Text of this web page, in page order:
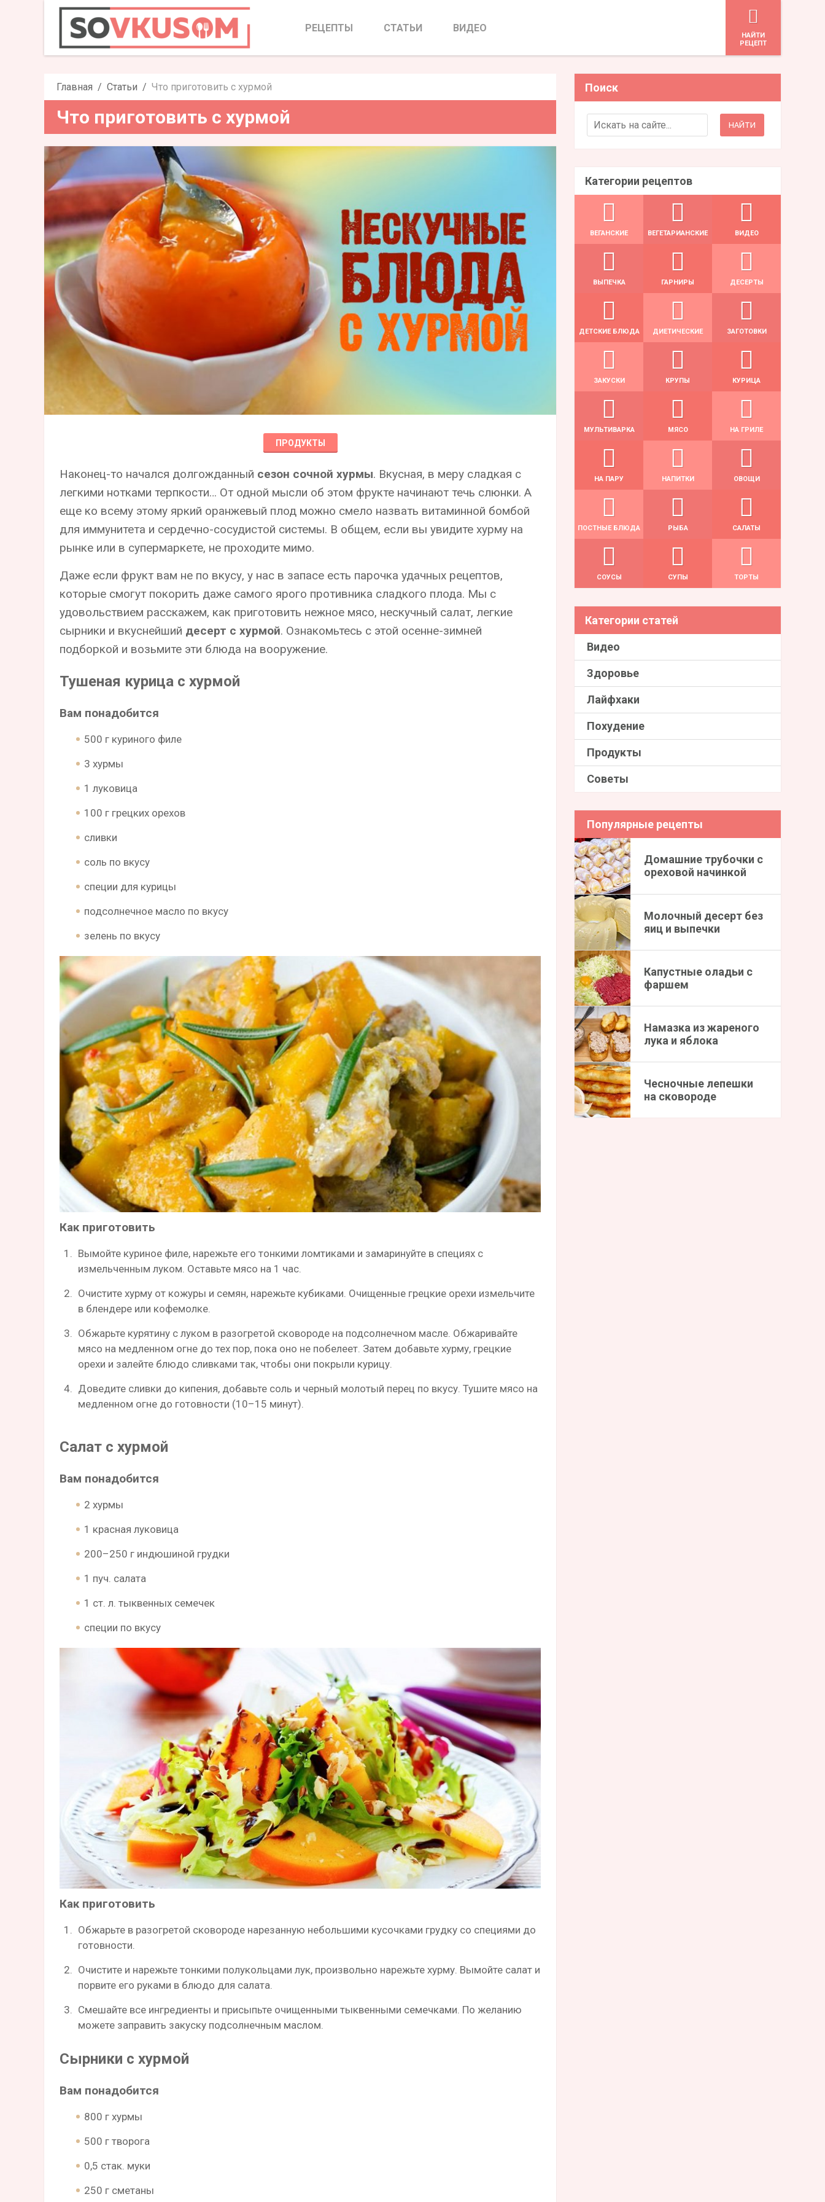
Что приготовить с хурмой
РЕЦЕПТЫ СТАТЬИ ВИДЕО
HАЙТИ
РЕЦЕПТ
Главная Статьи Что приготовить с хурмой
Что приготовить с хурмой
ПРОДУКТЫ
Наконец-то начался долгожданный сезон сочной хурмы. Вкусная, в меру сладкая с
легкими нотками терпкости… От одной мысли об этом фрукте начинают течь слюнки. А
еще ко всему этому яркий оранжевый плод можно смело назвать витаминной бомбой
для иммунитета и сердечно-сосудистой системы. В общем, если вы увидите хурму на
рынке или в супермаркете, не проходите мимо.
Даже если фрукт вам не по вкусу, у нас в запасе есть парочка удачных рецептов,
которые смогут покорить даже самого ярого противника сладкого плода. Мы с
удовольствием расскажем, как приготовить нежное мясо, нескучный салат, легкие
сырники и вкуснейший десерт с хурмой. Ознакомьтесь с этой осенне-зимней
подборкой и возьмите эти блюда на вооружение.
Тушеная курица с хурмой
Вам понадобится
500 г куриного филе
3 хурмы
1 луковица
100 г грецких орехов
сливки
соль по вкусу
специи для курицы
подсолнечное масло по вкусу
зелень по вкусу
Как приготовить
Вымойте куриное филе, нарежьте его тонкими ломтиками и замаринуйте в специях с
измельченным луком. Оставьте мясо на 1 час.
Очистите хурму от кожуры и семян, нарежьте кубиками. Очищенные грецкие орехи измельчите
в блендере или кофемолке.
Обжарьте курятину с луком в разогретой сковороде на подсолнечном масле. Обжаривайте
мясо на медленном огне до тех пор, пока оно не побелеет. Затем добавьте хурму, грецкие
орехи и залейте блюдо сливками так, чтобы они покрыли курицу.
Доведите сливки до кипения, добавьте соль и черный молотый перец по вкусу. Тушите мясо на
медленном огне до готовности (10–15 минут).
Салат с хурмой
Вам понадобится
2 хурмы
1 красная луковица
200–250 г индюшиной грудки
1 пуч. салата
1 ст. л. тыквенных семечек
специи по вкусу
Как приготовить
Обжарьте в разогретой сковороде нарезанную небольшими кусочками грудку со специями до
готовности.
Очистите и нарежьте тонкими полукольцами лук, произвольно нарежьте хурму. Вымойте салат и
порвите его руками в блюдо для салата.
Смешайте все ингредиенты и присыпьте очищенными тыквенными семечками. По желанию
можете заправить закуску подсолнечным маслом.
Сырники с хурмой
Вам понадобится
800 г хурмы
500 г творога
0,5 стак. муки
250 г сметаны
Поиск
Search for:
Категории рецептов
ВЕГАНСКИЕ ВЕГЕТАРИАНСКИЕ ВИДЕО
ВЫПЕЧКА ГАРНИРЫ ДЕСЕРТЫ
ДЕТСКИЕ БЛЮДА ДИЕТИЧЕСКИЕ ЗАГОТОВКИ
ЗАКУСКИ КРУПЫ КУРИЦА
МУЛЬТИВАРКА МЯСО НА ГРИЛЕ
НА ПАРУ НАПИТКИ ОВОЩИ
ПОСТНЫЕ БЛЮДА РЫБА САЛАТЫ
СОУСЫ СУПЫ ТОРТЫ
Категории статей
Видео
Здоровье
Лайфхаки
Похудение
Продукты
Советы
Популярные рецепты
Домашние трубочки с
ореховой начинкой
Молочный десерт без
яиц и выпечки
Капустные оладьи с
фаршем
Намазка из жареного
лука и яблока
Чесночные лепешки
на сковороде